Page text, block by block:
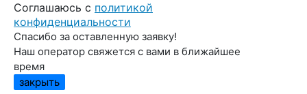
Cоглашаюсь с политикой
конфиденциальности
Спасибо за оставленную заявку!
Наш оператор свяжется с вами в ближайшее
время
закрыть